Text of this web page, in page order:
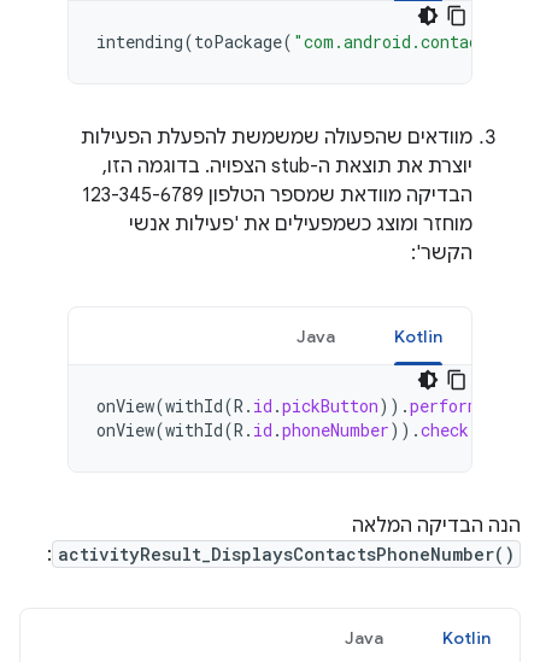
intending(toPackage( "com.android.contacts"
מוודאים שהפעולה שמשמשת להפעלת הפעילות
יוצרת את תוצאת ה-stub הצפויה. בדוגמה הזו,
הבדיקה מוודאת שמספר הטלפון 123-345-6789
מוחזר ומוצג כשמפעילים את 'פעילות אנשי
הקשר':
Kotlin
Java
onView(withId(R . id .pickButton)).perform
onView(withId(R . id .phoneNumber)).check
הנה הבדיקה המלאה
activityResult_DisplaysContactsPhoneNumber()
:
Kotlin
Java